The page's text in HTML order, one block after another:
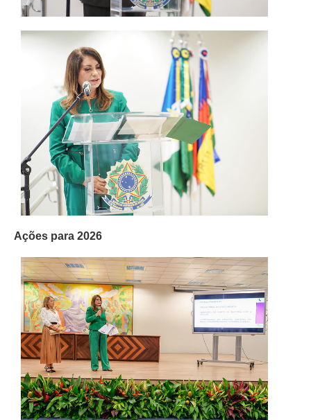
Educação a distância
Responsabilidade Socioambiental
Comissão Permanente de Acessibilidade e Inclusão
Escola Judicial
Programa Trabalho Seguro
Coordenadoria de Saúde
Serviços
Ação Trabalhista (Atermação)
Agendamento de Reclamação Verbal
Glossário
Consulta de Pautas
Atas de Sessões do Pleno
Audiências e Sessões
Calendário das Sessões da 1ª Turma 2026
Calendário de Sessões da 2ª Turma - 2026
Ações para 2026